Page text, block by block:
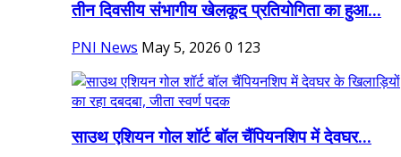
तीन दिवसीय संभागीय खेलकूद प्रतियोगिता का हुआ...
PNI News May 5, 2026 0 123
साउथ एशियन गोल शॉर्ट बॉल चैंपियनशिप में देवघर...